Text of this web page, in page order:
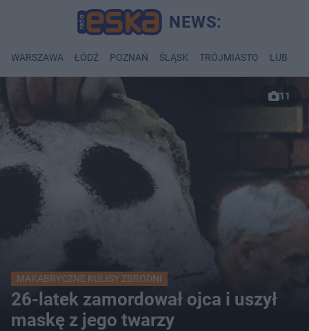
WARSZAWA ŁÓDŹ POZNAŃ ŚLĄSK TRÓJMIASTO LUBLIN
11
MAKABRYCZNE KULISY ZBRODNI
26-latek zamordował ojca i uszył
maskę z jego twarzy